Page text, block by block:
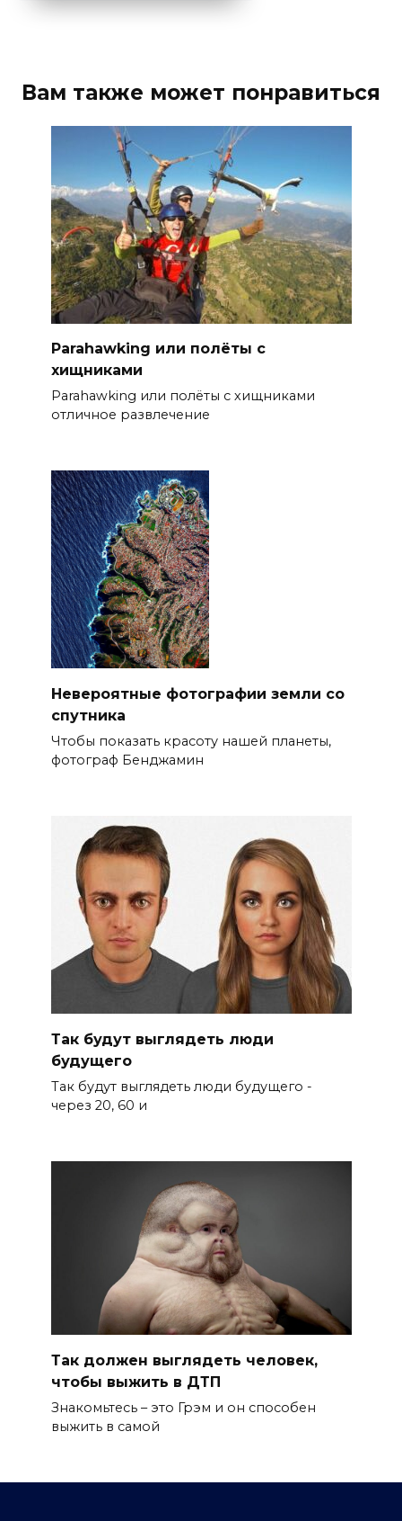
Вам также может понравиться
Parahawking или полёты с
хищниками
Parahawking или полёты с хищниками
отличное развлечение
Невероятные фотографии земли со
спутника
Чтобы показать красоту нашей планеты,
фотограф Бенджамин
Так будут выглядеть люди
будущего
Так будут выглядеть люди будущего -
через 20, 60 и
Так должен выглядеть человек,
чтобы выжить в ДТП
Знакомьтесь – это Грэм и он способен
выжить в самой